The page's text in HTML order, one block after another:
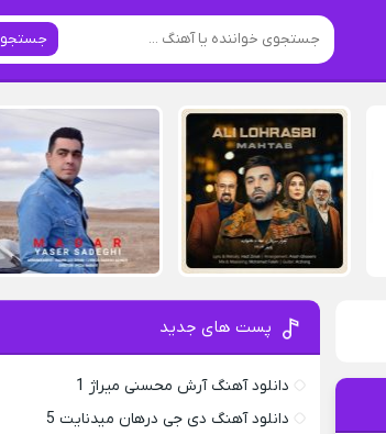
جستجو
پست های جدید
دانلود آهنگ آرش محسنی میراژ 1
دانلود آهنگ دی جی درهان میدنایت 5